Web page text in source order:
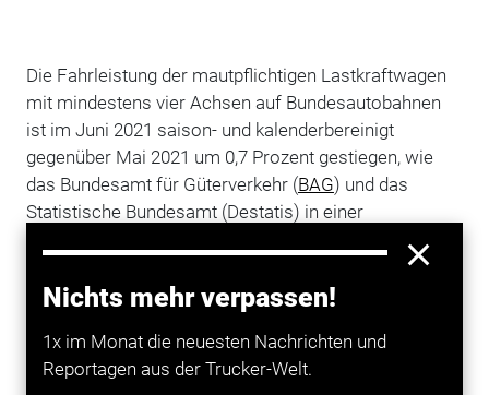
Nichts mehr verpassen!
1x im Monat die neuesten Nachrichten und
Reportagen aus der Trucker-Welt.
Die Fahrleistung der mautpflichtigen Lastkraftwagen
mit mindestens vier Achsen auf Bundesautobahnen
ist im Juni 2021 saison- und kalenderbereinigt
gegenüber Mai 2021 um 0,7 Prozent gestiegen, wie
das Bundesamt für Güterverkehr (BAG) und das
Statistische Bundesamt (Destatis) in einer
gemeinsamen Erklärung mitteilten. Im Vergleich zum
Vorjahresmonat Juni 2020 lag der Index damit um 7,7
Prozent höher. Im Vergleich zur Situation vor der Krise
nimmt man den Jahresdurchschnitt vor der Krise
(März 2019 bis Februar 2020) als Maßstab.